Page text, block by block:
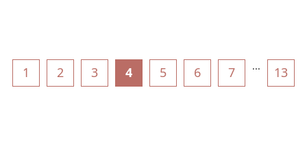
1 2 3 4 5 6 7 ... 13